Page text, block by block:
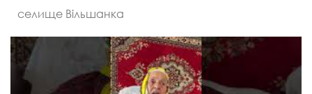
селище Вільшанка